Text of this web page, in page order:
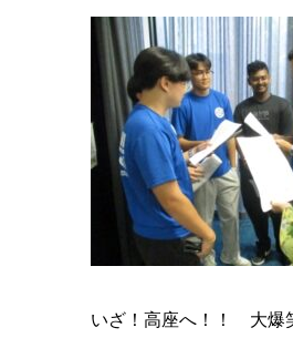
いざ！高座へ！！ 大爆